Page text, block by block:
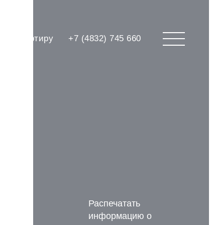
квартиру +7 (4832) 745 660
Распечатать
информацию о